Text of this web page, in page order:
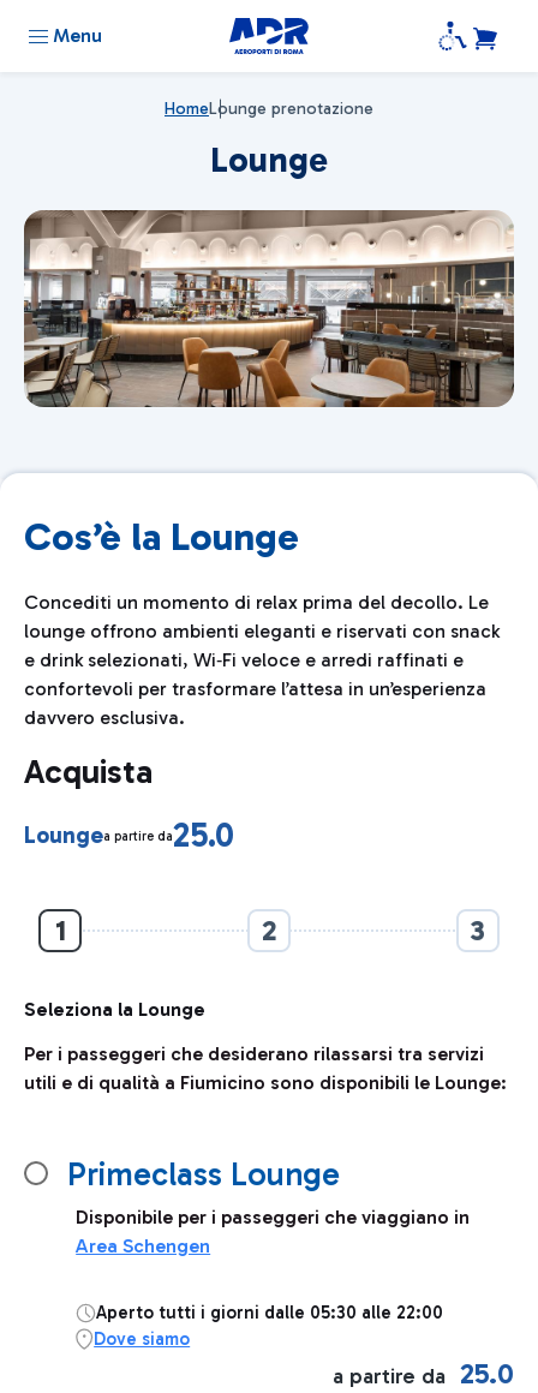
Menu
HomeLounge prenotazione
Lounge
Cos’è la Lounge
Concediti un momento di relax prima del decollo. Le
lounge offrono ambienti eleganti e riservati con snack
e drink selezionati, Wi‑Fi veloce e arredi raffinati e
confortevoli per trasformare l’attesa in un’esperienza
davvero esclusiva.
Acquista
Loungea partire da25.0
1 2 3
Seleziona la Lounge
Per i passeggeri che desiderano rilassarsi tra servizi
utili e di qualità a Fiumicino sono disponibili le Lounge:
Primeclass Lounge
Disponibile per i passeggeri che viaggiano in
Area Schengen
Aperto tutti i giorni dalle 05:30 alle 22:00
Dove siamo
a partire da 25.0